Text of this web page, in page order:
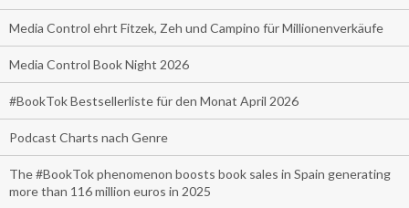
Media Control ehrt Fitzek, Zeh und Campino für Millionenverkäufe
Media Control Book Night 2026
#BookTok Bestsellerliste für den Monat April 2026
Podcast Charts nach Genre
The #BookTok phenomenon boosts book sales in Spain generating
more than 116 million euros in 2025